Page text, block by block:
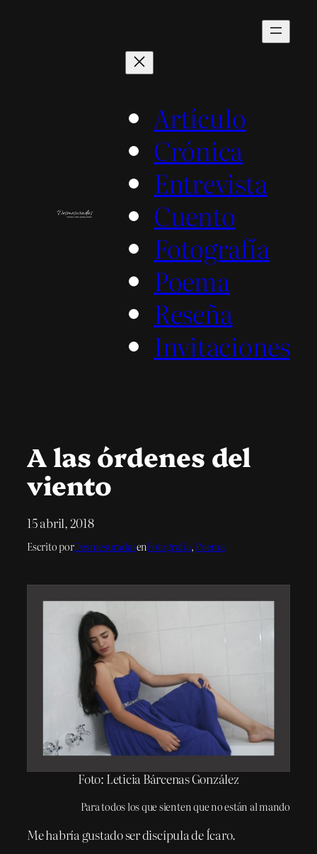
Artículo
Crónica
Entrevista
Cuento
Fotografía
Poema
Reseña
Invitaciones
A las órdenes del
viento
15 abril, 2018
Escrito porDesmesuradasenFotografía, Poema
Foto: Leticia Bárcenas González
Para todos los que sienten que no están al mando
Me habría gustado ser discípula de Ícaro.